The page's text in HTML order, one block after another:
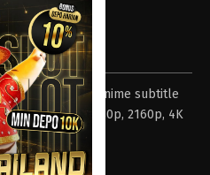
dan download anime subtitle
480p, 720p, 1080p, 2160p, 4K
lengkap.